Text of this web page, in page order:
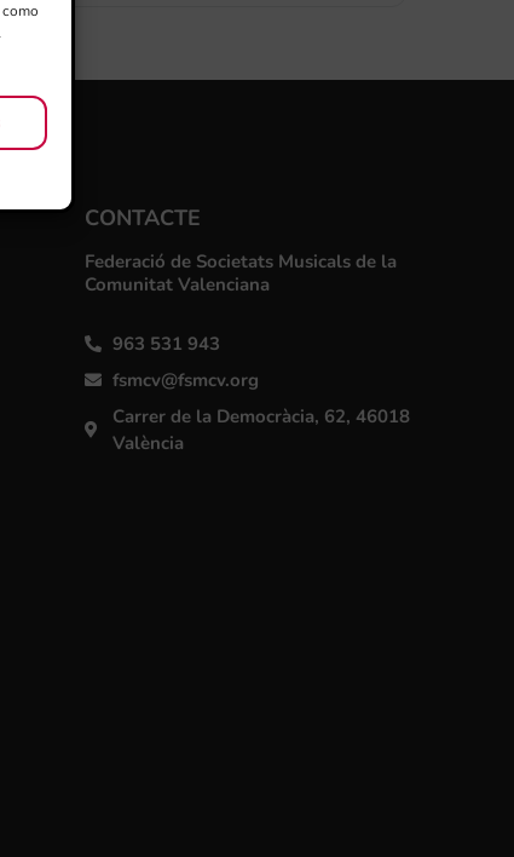
CONTACTE
Federació de Societats Musicals de la
Comunitat Valenciana
963 531 943
fsmcv@fsmcv.org
Carrer de la Democràcia, 62, 46018
València